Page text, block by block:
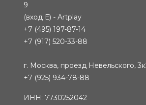
9
(вход Е) - Artplay
+7 (495) 197-87-14
+7 (917) 520-33-88
г. Москва, проезд Невельского,
+7 (925) 934-78-88
ИНН: 7730252042